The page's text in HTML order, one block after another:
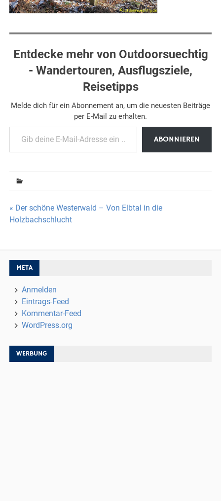
Entdecke mehr von Outdoorsuechtig
- Wandertouren, Ausflugsziele,
Reisetipps
Melde dich für ein Abonnement an, um die neuesten Beiträge
per E-Mail zu erhalten.
Gib deine E-Mail-Adresse ein ...
ABONNIEREN
Beitragsnavigation
« Der schöne Westerwald – Von Elbtal in die
Holzbachschlucht
META
Anmelden
Eintrags-Feed
Kommentar-Feed
WordPress.org
WERBUNG